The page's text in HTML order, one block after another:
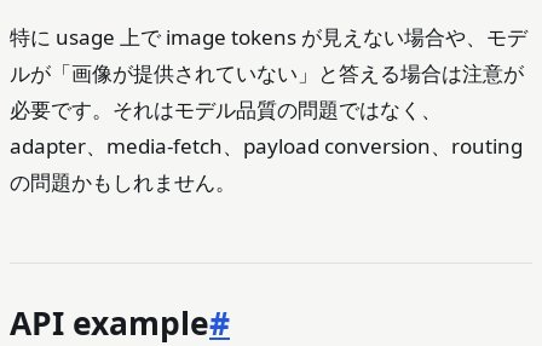
特に usage 上で image tokens が見えない場合や、モデ
ルが「画像が提供されていない」と答える場合は注意が
必要です。それはモデル品質の問題ではなく、
adapter、media-fetch、payload conversion、routing
の問題かもしれません。
API example#